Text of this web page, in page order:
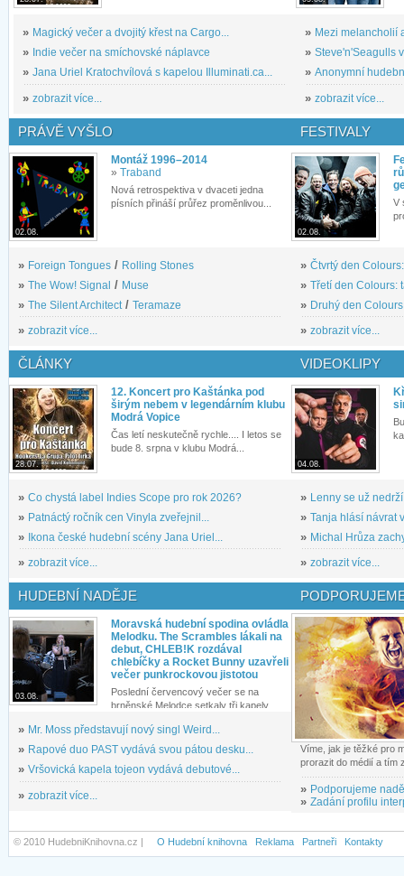
» Magický večer a dvojitý křest na Cargo...
» Indie večer na smíchovské náplavce
» Jana Uriel Kratochvílová s kapelou Illuminati.ca...
» zobrazit více...
» Mezi melancholií
» Steve'n'Seagulls
» Anonymní
» zobrazit více...
PRÁVĚ VYŠLO
02.08.
Montáž 1996–2014
» Traband
Nová retrospektiva v dvaceti jedna
písních přináší průřez proměnlivou...
» Foreign Tongues / Rolling Stones
» The Wow! Signal / Muse
» The Silent Architect / Teramaze
» zobrazit více...
FESTIVALY
02.08.
V
» Čtvrtý den
» Třetí den Colours:
» Druhý den
» zobrazit více...
ČLÁNKY
28.07.
12. Koncert pro Kaštánka pod
širým nebem v legendárním klubu
Modrá Vopice
Čas letí neskutečně rychle.... I letos se
bude 8. srpna v klubu Modrá...
» Co chystá label Indies Scope pro rok 2026?
» Patnáctý ročník cen Vinyla zveřejnil...
»
Ikona české hudební scény Jana Uriel...
» zobrazit více...
VIDEOKLIPY
04.08.
» Lenny se už
» Tanja hlásí návrat
» Michal Hrůza
» zobrazit více...
HUDEBNÍ NADĚJE
03.08.
Moravská hudební spodina ovládla
Melodku. The Scrambles lákali na
debut, CHLEB!K rozdával
chlebíčky a Rocket Bunny uzavřeli
večer punkrockovou jistotou
Poslední červencový večer se na
brněnské Melodce setkaly tři kapely...
» Mr. Moss představují nový singl Weird...
» Rapové duo PAST vydává svou pátou desku...
» Vršovická kapela tojeon vydává debutové...
» zobrazit více...
Víme, jak je těžké pro
prorazit do médií a tím
» Podporujeme
» Zadání profilu
© 2010 HudebniKnihovna.cz | O Hudební knihovna Reklama Partneři Kontakty